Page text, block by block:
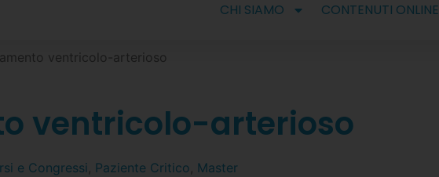
CHI SIAMO CONTENUTI ONLINE
ventricolo-arterioso
ventricolo-arterioso
e Congressi, Paziente Critico, Master